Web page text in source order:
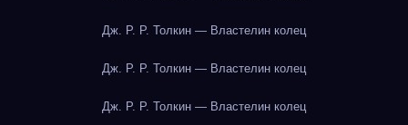
Дж. Р. Р. Толкин — Властелин колец
Дж. Р. Р. Толкин — Властелин колец
Дж. Р. Р. Толкин — Властелин колец